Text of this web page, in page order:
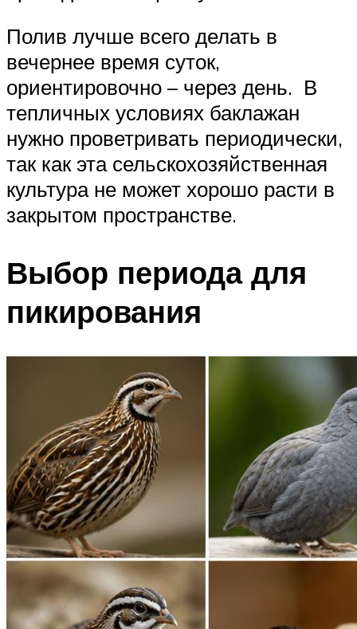
Полив лучше всего делать в
вечернее время суток,
ориентировочно – через день. В
тепличных условиях баклажан
нужно проветривать периодически,
так как эта сельскохозяйственная
культура не может хорошо расти в
закрытом пространстве.
Выбор периода для
пикирования